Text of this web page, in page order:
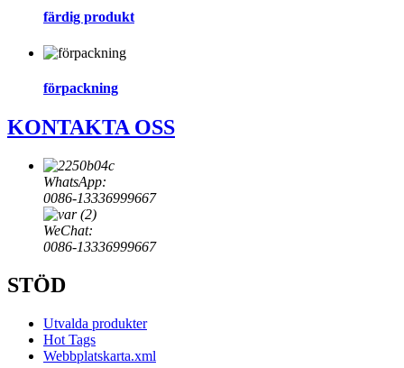
färdig produkt
förpackning
KONTAKTA OSS
WhatsApp:
0086-13336999667
WeChat:
0086-13336999667
STÖD
Utvalda produkter
Hot Tags
Webbplatskarta.xml